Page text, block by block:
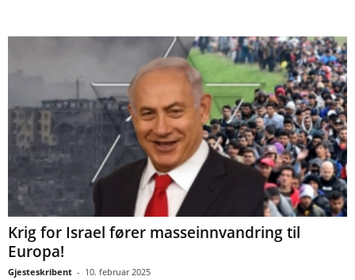
Krig for Israel fører masseinnvandring til
Europa!
Gjesteskribent - 10. februar 2025